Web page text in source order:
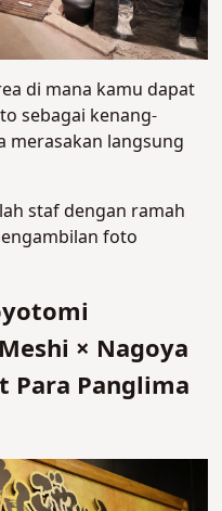
di mana kamu dapat
sebagai kenang-
merasakan langsung
staf dengan ramah
foto
× Nagoya
Para Panglima